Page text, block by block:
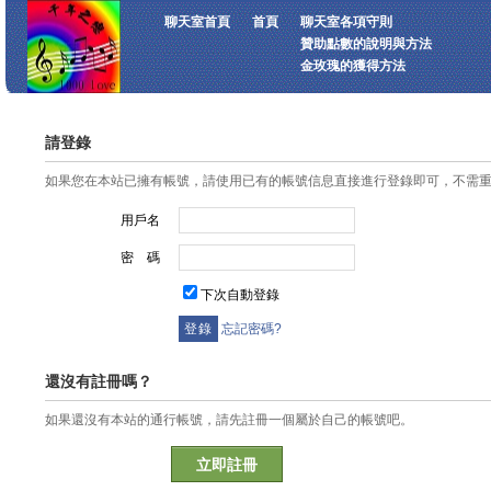
聊天室首頁 首頁
聊天室各項守則
贊助點數的說明與方法
金玫瑰的獲得方法
請登錄
如果您在本站已擁有帳號，請使用已有的帳號信息直接進行登錄即可，不需
用戶名
密 碼
下次自動登錄
忘記密碼?
還沒有註冊嗎？
如果還沒有本站的通行帳號，請先註冊一個屬於自己的帳號吧。
立即註冊